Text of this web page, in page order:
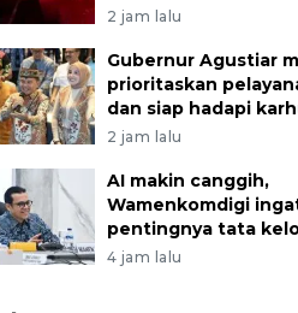
2 jam lalu
Gubernur Agustiar
prioritaskan
dan siap hadapi
2 jam lalu
AI makin canggih,
Wamenkomdigi
pentingnya tata
4 jam lalu